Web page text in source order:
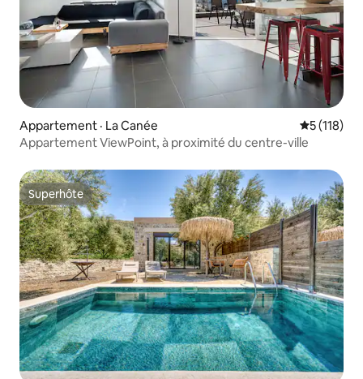
Appartement · La Canée Note
5 (118)
Appartement ViewPoint, à proximité du centre-ville
Superhôte
Superhôte